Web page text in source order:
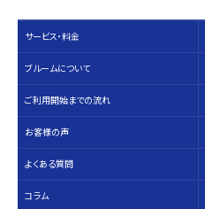
サービス・料⾦
ブルームについて
ご利用開始までの流れ
お客様の声
よくある質問
コラム